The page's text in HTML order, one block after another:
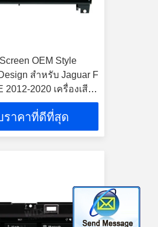
OEM Style
สําหรับ Jaguar F
2012-2020 เครื่องเสียง
ราคาที่ดีที่สุด